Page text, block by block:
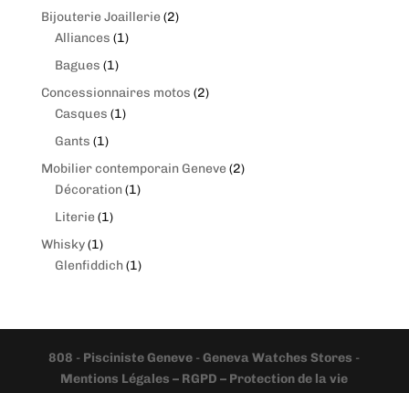
Bijouterie Joaillerie 22
Alliances 11
Bagues 11
produit
Concessionnaires motos 22
Casques 11
Gants 11
produit
Mobilier contemporain Geneve 22
Décoration 11
Literie 11
Whisky 11
produit
Glenfiddich 11
808 - Pisciniste Geneve -Geneva Watches Stores -
Mentions Légales – RGPD – Protection de la vie